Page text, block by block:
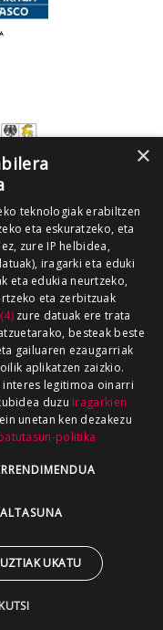
×
teknologiak erabiltzen
eta eskuratzeko, eta
zure IP helbidea,
iragarki eta eduki
eta edukia neurtzeko,
eta zerbitzuak
zure datuak ere trata
besteak beste
gailuaren ezaugarriak
aplikatzen zaizkio.
legitimoa oinarri
duzu Iragarkien
unetan ken dezakezu
politika
UKATU